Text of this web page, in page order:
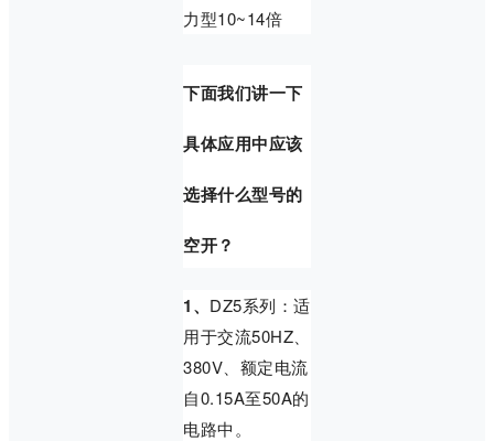
力型10~14倍
下面我们讲一下
具体应用中应该
选择什么型号的
空开？
1、 DZ5系列：适
用于交流50HZ、
380V、额定电流
自0.15A至50A的
电路中。